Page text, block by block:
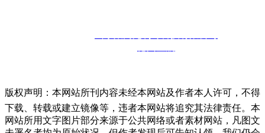
版权声明：本网站所刊内容未经本网站及作者本人许可，不得
下载、转载或建立镜像等，违者本网站将追究其法律责任。本
网站所用文字图片部分来源于公共网络或者素材网站，凡图文